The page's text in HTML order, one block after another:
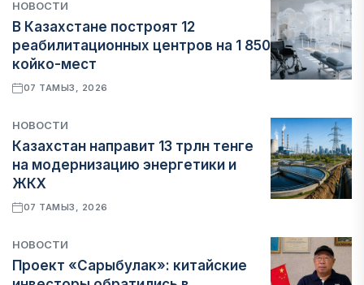
НОВОСТИ
В Казахстане построят 12
реабилитационных центров на 1 850
койко-мест
07 ТАМЫЗ, 2026
НОВОСТИ
Казахстан направит 13 трлн тенге
на модернизацию энергетики и
ЖКХ
07 ТАМЫЗ, 2026
НОВОСТИ
Проект «Сарыбулак»: китайские